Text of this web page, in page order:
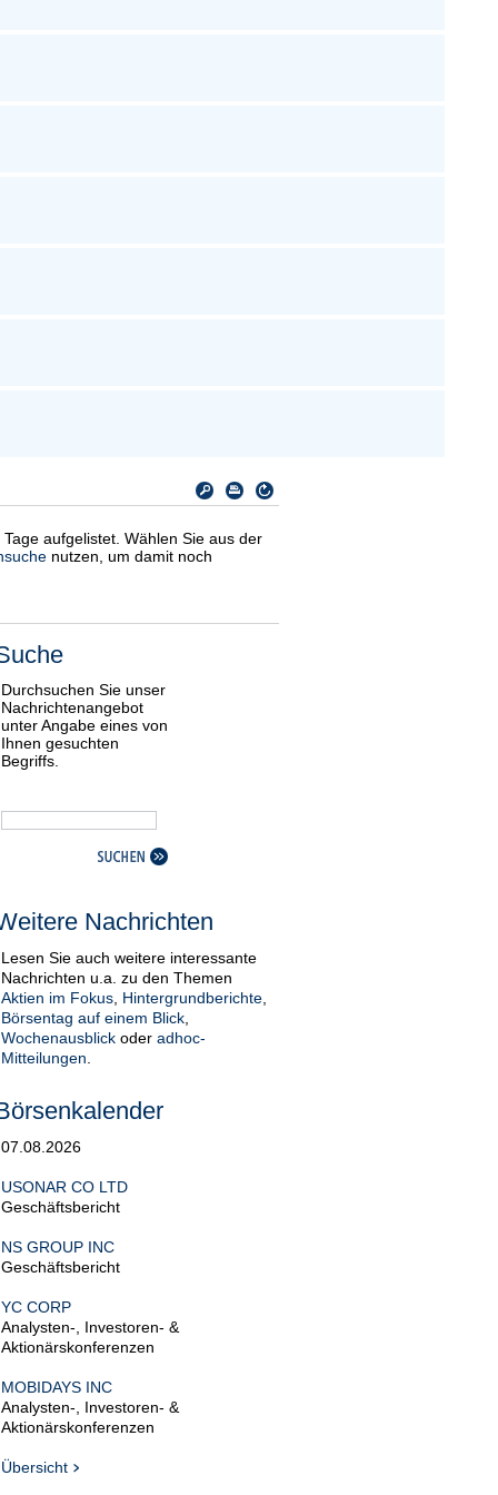
aufgelistet. Wählen Sie aus der
nutzen, um damit noch
Durchsuchen Sie unser
Nachrichtenangebot
unter Angabe eines von
Ihnen gesuchten
Begriffs.
Nachrichten
Lesen Sie auch weitere interessante
Nachrichten u.a. zu den Themen
Aktien im Fokus Hintergrundberichte
Börsentag auf einem Blick
Wochenausblick oder adhoc-
Mitteilungen
07.08.2026
USONAR CO LTD
Geschäftsbericht
NS GROUP INC
Geschäftsbericht
YC CORP
Analysten-, Investoren- &
Aktionärskonferenzen
MOBIDAYS INC
Analysten-, Investoren- &
Aktionärskonferenzen
Übersicht